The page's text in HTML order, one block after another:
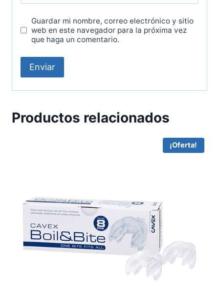
Guardar mi nombre, correo electrónico y sitio
web en este navegador para la próxima vez
que haga un comentario.
Productos relacionados
¡Oferta!